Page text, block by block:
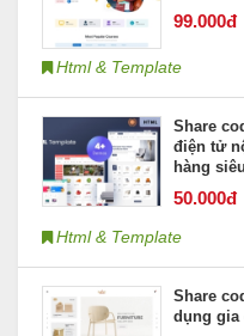
99.000đ
Html & Template
Share
điện tử
hàng
50.000đ
Html & Template
Share
dụng gia